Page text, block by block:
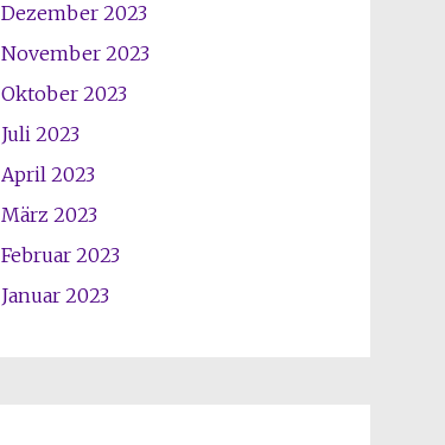
Dezember 2023
November 2023
Oktober 2023
Juli 2023
April 2023
März 2023
Februar 2023
Januar 2023